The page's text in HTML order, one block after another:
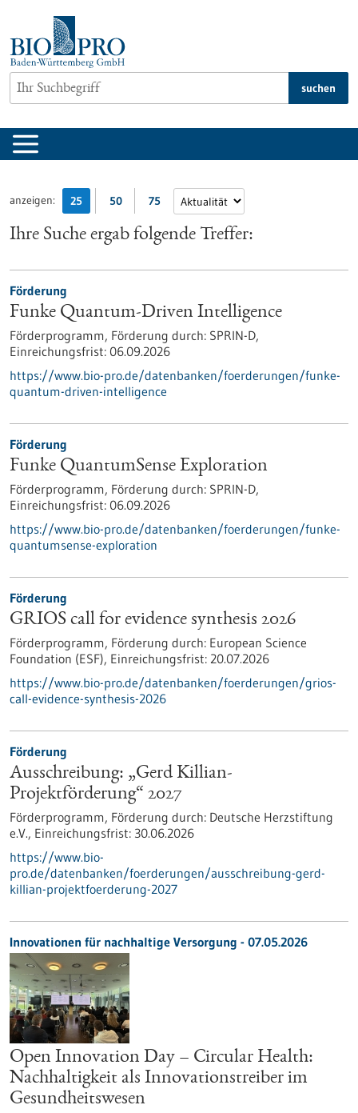
springen
suchen
anzeigen: 25 50 75
Ihre Suche ergab folgende Treffer:
Förderung
Funke Quantum-Driven Intelligence
Förderprogramm, Förderung durch: SPRIN-D,
Einreichungsfrist: 06.09.2026
https://www.bio-pro.de/datenbanken/foerderungen/funke-
quantum-driven-intelligence
Förderung
Funke QuantumSense Exploration
Förderprogramm, Förderung durch: SPRIN-D,
Einreichungsfrist: 06.09.2026
https://www.bio-pro.de/datenbanken/foerderungen/funke-
quantumsense-exploration
Förderung
GRIOS call for evidence synthesis 2026
Förderprogramm, Förderung durch: European Science
Foundation (ESF), Einreichungsfrist: 20.07.2026
https://www.bio-pro.de/datenbanken/foerderungen/grios-
call-evidence-synthesis-2026
Förderung
Ausschreibung: „Gerd Killian-
Projektförderung“ 2027
Förderprogramm, Förderung durch: Deutsche Herzstiftung
e.V., Einreichungsfrist: 30.06.2026
https://www.bio-
pro.de/datenbanken/foerderungen/ausschreibung-gerd-
killian-projektfoerderung-2027
Innovationen für nachhaltige Versorgung - 07.05.2026
Open Innovation Day – Circular Health:
Nachhaltigkeit als Innovationstreiber im
Gesundheitswesen